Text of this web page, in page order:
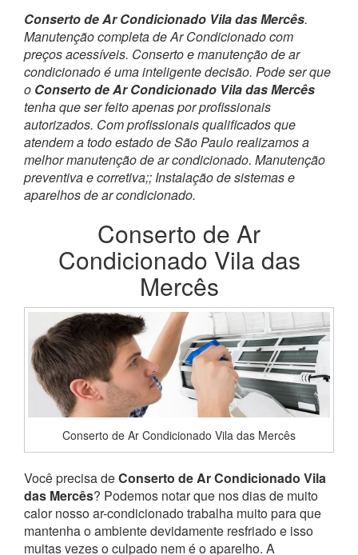
Conserto de Ar Condicionado Vila das Mercês.
Manutenção completa de Ar Condicionado com
preços acessíveis. Conserto e manutenção de ar
condicionado é uma inteligente decisão. Pode ser que
o Conserto de Ar Condicionado Vila das Mercês
tenha que ser feito apenas por profissionais
autorizados. Com profissionais qualificados que
atendem a todo estado de São Paulo realizamos a
melhor manutenção de ar condicionado. Manutenção
preventiva e corretiva;; Instalação de sistemas e
aparelhos de ar condicionado.
Conserto de Ar
Condicionado Vila das
Mercês
Conserto de Ar Condicionado Vila das Mercês
Você precisa deConserto de Ar Condicionado Vila
das Mercês? Podemos notar que nos dias de muito
calor nosso ar-condicionado trabalha muito para que
mantenha o ambiente devidamente resfriado e isso
muitas vezes o culpado nem é o aparelho. A